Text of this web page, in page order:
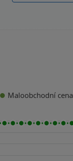
Maloobchodní cena